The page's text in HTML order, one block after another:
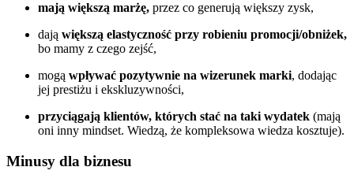
mają większą marżę, przez co generują większy zysk,
dają większą elastyczność przy robieniu promocji/obniżek,
bo mamy z czego zejść,
mogą wpływać pozytywnie na wizerunek marki, dodając
jej prestiżu i ekskluzywności,
przyciągają klientów, których stać na taki wydatek (mają
oni inny mindset. Wiedzą, że kompleksowa wiedza kosztuje).
Minusy dla biznesu